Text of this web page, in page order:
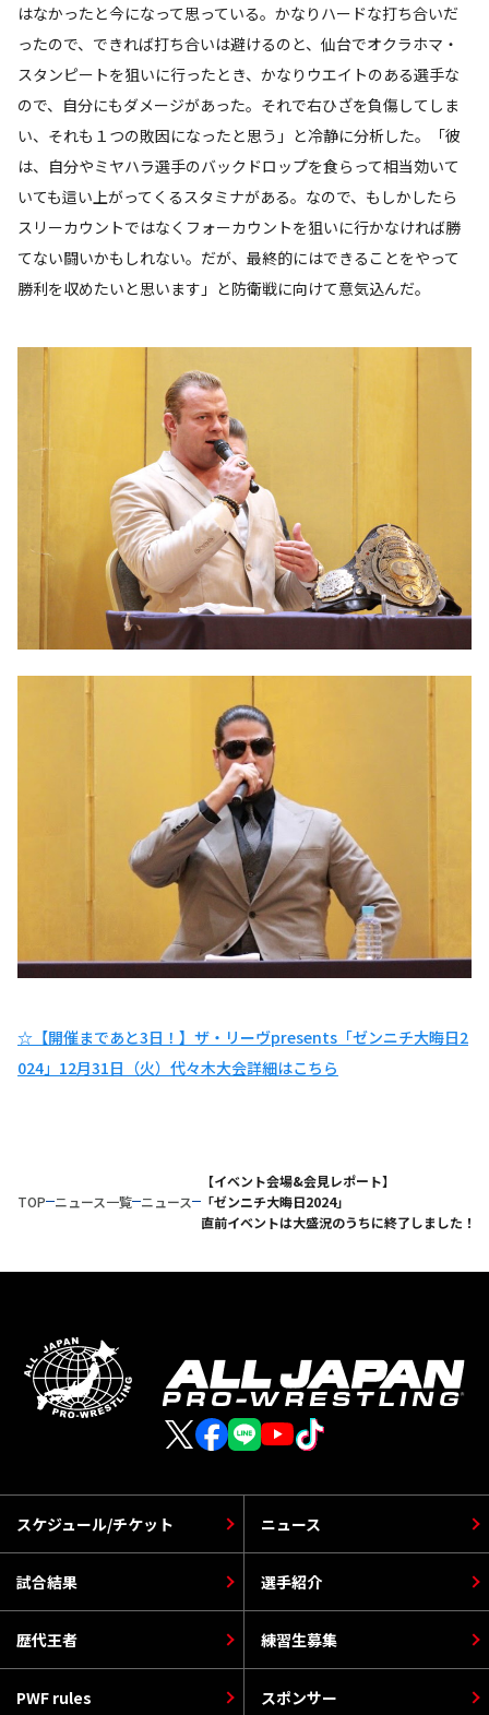
はなかったと今になって思っている。かなりハードな打ち合いだ
ったので、できれば打ち合いは避けるのと、仙台でオクラホマ・
スタンピートを狙いに行ったとき、かなりウエイトのある選手な
ので、自分にもダメージがあった。それで右ひざを負傷してしま
い、それも１つの敗因になったと思う」と冷静に分析した。「彼
は、自分やミヤハラ選手のバックドロップを食らって相当効いて
いても這い上がってくるスタミナがある。なので、もしかしたら
スリーカウントではなくフォーカウントを狙いに行かなければ勝
てない闘いかもしれない。だが、最終的にはできることをやって
勝利を収めたいと思います」と防衛戦に向けて意気込んだ。
☆【開催まであと3日！】ザ・リーヴpresents「ゼンニチ大晦日2
024」12月31日（火）代々木大会詳細はこちら
TOP ニュース一覧 ニュース
【イベント会場&会見レポート】
「ゼンニチ大晦日2024」
直前イベントは大盛況のうちに終了しました！
スケジュール/チケット
選手紹介
PWF rules
ニュース
歴代王者
スポンサー
試合結果
練習生募集